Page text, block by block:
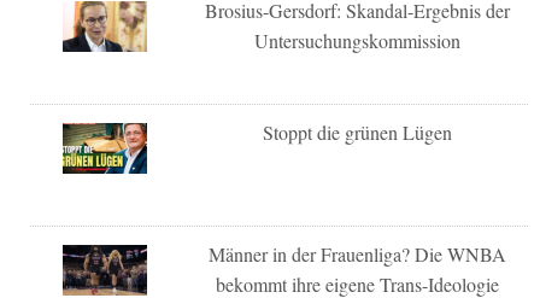
Brosius-Gersdorf: Skandal-Ergebnis der
Untersuchungskommission
Stoppt die grünen Lügen
Männer in der Frauenliga? Die WNBA
bekommt ihre eigene Trans-Ideologie